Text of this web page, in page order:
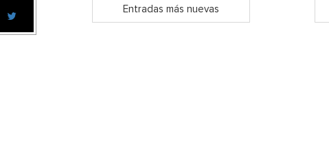
Entradas más nuevas